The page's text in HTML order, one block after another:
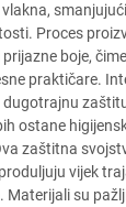
Proces
boje,
praktičare.
ostane
zaštitna
vijek
Materijali su